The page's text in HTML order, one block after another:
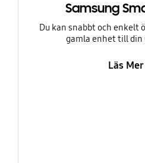
Samsung
Du kan snabbt och enkelt
gamla enhet till din
Läs Mer